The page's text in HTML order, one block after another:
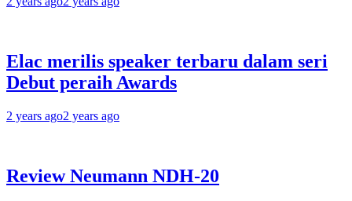
Elac merilis speaker terbaru dalam seri
Debut peraih Awards
2 years ago2 years ago
Review Neumann NDH-20